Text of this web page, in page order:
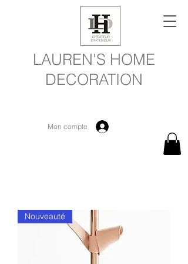
LAUREN'S HOME
DECORATION
Mon compte
Nouveauté